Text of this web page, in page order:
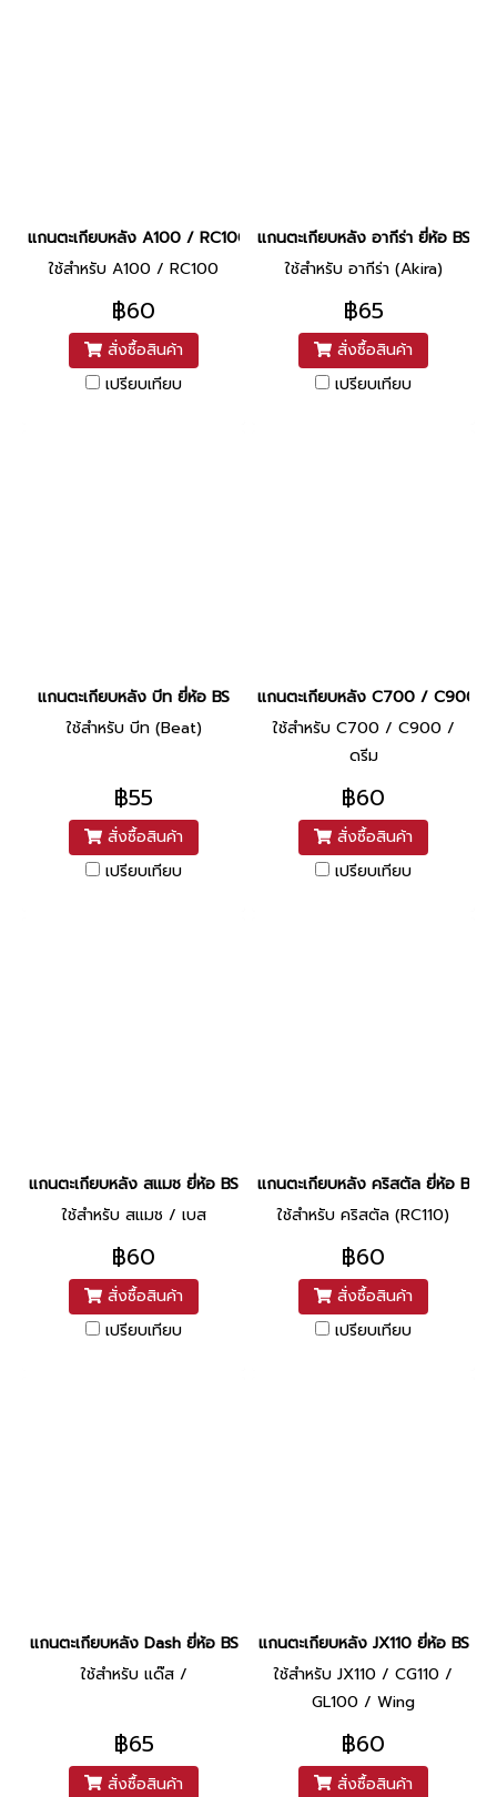
แกนตะเกียบหลัง A100 / RC100 ยี่ห้อ BS
ใช้สำหรับ A100 / RC100
฿60
สั่งซื้อสินค้า
เปรียบเทียบ
แกนตะเกียบหลัง อากีร่า ยี่ห้อ BS
ใช้สำหรับ อากีร่า (Akira)
฿65
สั่งซื้อสินค้า
เปรียบเทียบ
แกนตะเกียบหลัง บีท ยี่ห้อ BS
ใช้สำหรับ บีท (Beat)
฿55
สั่งซื้อสินค้า
เปรียบเทียบ
แกนตะเกียบหลัง C700 / C900 ยี่
ใช้สำหรับ C700 / C900 /
ดรีม
฿60
สั่งซื้อสินค้า
เปรียบเทียบ
แกนตะเกียบหลัง สแมช ยี่ห้อ BS
ใช้สำหรับ สแมช / เบส
฿60
สั่งซื้อสินค้า
เปรียบเทียบ
แกนตะเกียบหลัง คริสตัล ยี่ห้อ BS
ใช้สำหรับ คริสตัล (RC110)
฿60
สั่งซื้อสินค้า
เปรียบเทียบ
แกนตะเกียบหลัง Dash ยี่ห้อ BS
ใช้สำหรับ แด๊ส /
฿65
สั่งซื้อสินค้า
แกนตะเกียบหลัง JX110 ยี่ห้อ BS
ใช้สำหรับ JX110 / CG110 /
GL100 / Wing
฿60
สั่งซื้อสินค้า